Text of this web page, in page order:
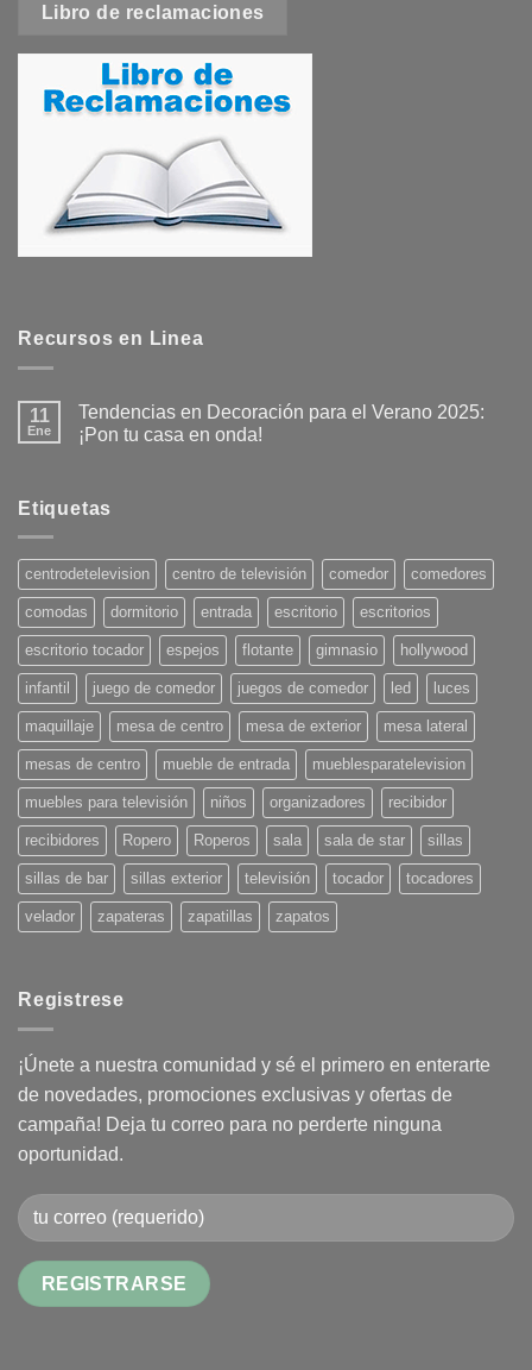
Libro de reclamaciones
Recursos en Linea
11
Ene
Tendencias en Decoración para el Verano 2025:
¡Pon tu casa en onda!
en
Tendencias
para
el
Verano
2025:
¡Pon
tu
casa
en
onda!
Etiquetas
centrodetelevision centro de televisión comedor comedores
comodas dormitorio entrada escritorio escritorios
escritorio tocador espejos flotante gimnasio hollywood
infantil juego de comedor juegos de comedor led luces
maquillaje mesa de centro mesa de exterior mesa lateral
mesas de centro mueble de entrada mueblesparatelevision
muebles para televisión niños organizadores recibidor
recibidores Ropero Roperos sala sala de star sillas
sillas de bar sillas exterior televisión tocador tocadores
velador zapateras zapatillas zapatos
Registrese
¡Únete a nuestra comunidad y sé el primero en enterarte
de novedades, promociones exclusivas y ofertas de
campaña! Deja tu correo para no perderte ninguna
oportunidad.